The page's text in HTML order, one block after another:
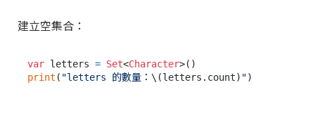
建立空集合：
var letters = Set<Character
print ( "letters 的數量： \(letters.count) "